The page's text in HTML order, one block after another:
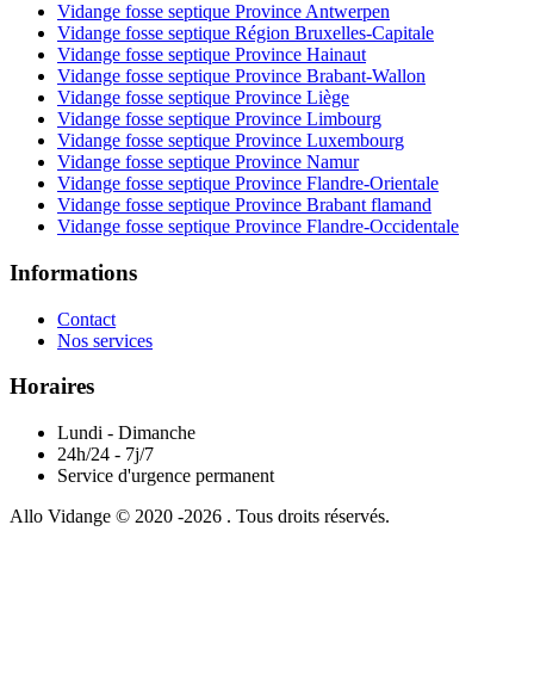
Vidange fosse septique Province Antwerpen
Vidange fosse septique Région Bruxelles-Capitale
Vidange fosse septique Province Hainaut
Vidange fosse septique Province Brabant-Wallon
Vidange fosse septique Province Liège
Vidange fosse septique Province Limbourg
Vidange fosse septique Province Luxembourg
Vidange fosse septique Province Namur
Vidange fosse septique Province Flandre-Orientale
Vidange fosse septique Province Brabant flamand
Vidange fosse septique Province Flandre-Occidentale
Informations
Contact
Nos services
Horaires
Lundi - Dimanche
24h/24 - 7j/7
Service d'urgence permanent
Allo Vidange © 2020 -2026 . Tous droits réservés.